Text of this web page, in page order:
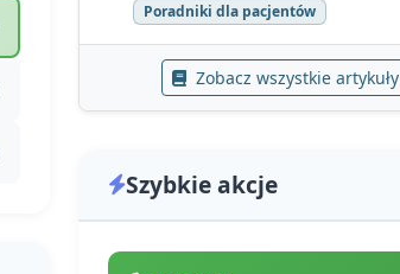
Poradniki dla pacjentów
Zobacz wszystkie artykuły
Szybkie akcje